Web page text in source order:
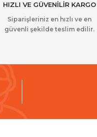
HIZLI VE GÜVENİLİR KARGO
Siparişleriniz en hızlı ve en
güvenli şekilde teslim edilir.